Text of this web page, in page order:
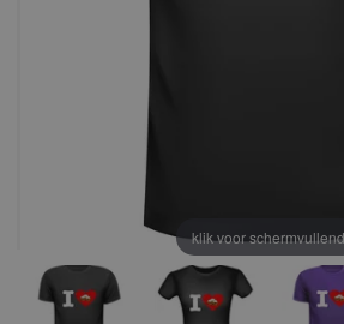
klik voor schermvullend